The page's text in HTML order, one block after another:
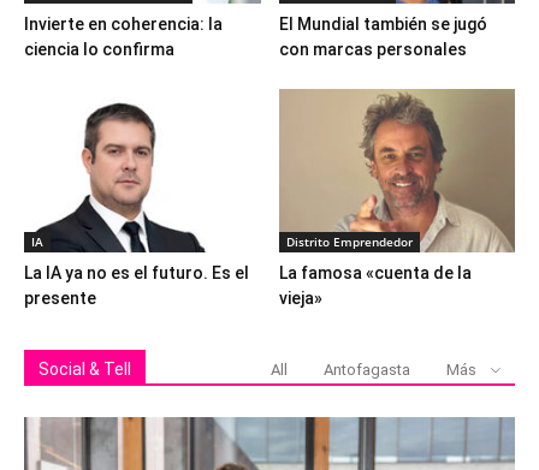
Invierte en coherencia: la
ciencia lo confirma
El Mundial también se jugó
con marcas personales
IA
La IA ya no es el futuro. Es el
presente
Distrito Emprendedor
La famosa «cuenta de la
vieja»
Social & Tell All Antofagasta Más